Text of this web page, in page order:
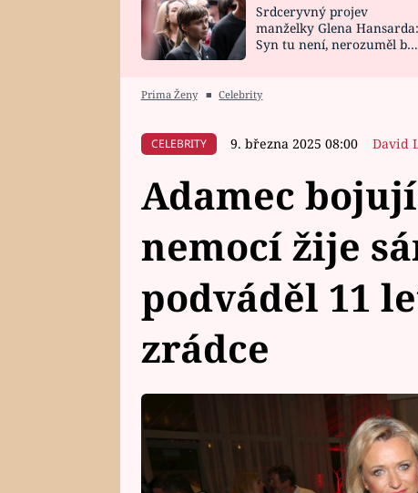
HOROSKOP NA
CELEBRITY
VAŘENÍ
Srdceryvný projev
manželky Glena Hansarda:
Syn tu není, nerozuměl by
Prima Ženy ■ Celebrity
CELEBRITY 9. března 2025 08:00 David
Adamec
nemocí žije
podváděl 11
zrádce